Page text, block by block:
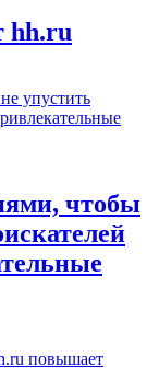
hh.ru
чтобы